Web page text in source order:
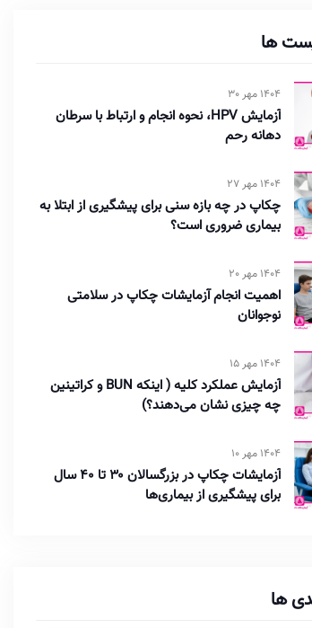
ها
1404 مهر 30
آزمایش HPV، نحوه انجام و ارتباط با سرطان
دهانه رحم
1404 مهر 27
چکاپ در چه بازه سنی برای پیشگیری از ابتلا به
بیماری ضروری است؟
1404 مهر 20
اهمیت انجام آزمایشات چکاپ در سلامتی
نوجوانان
1404 مهر 15
آزمایش عملکرد کلیه ( اینکه BUN و کراتینین
چه چیزی نشان می‌دهند؟)
1404 مهر 10
آزمایشات چکاپ در بزرگسالان ۳۰ تا ۴۰ سال
برای پیشگیری از بیماری‌ها
ها